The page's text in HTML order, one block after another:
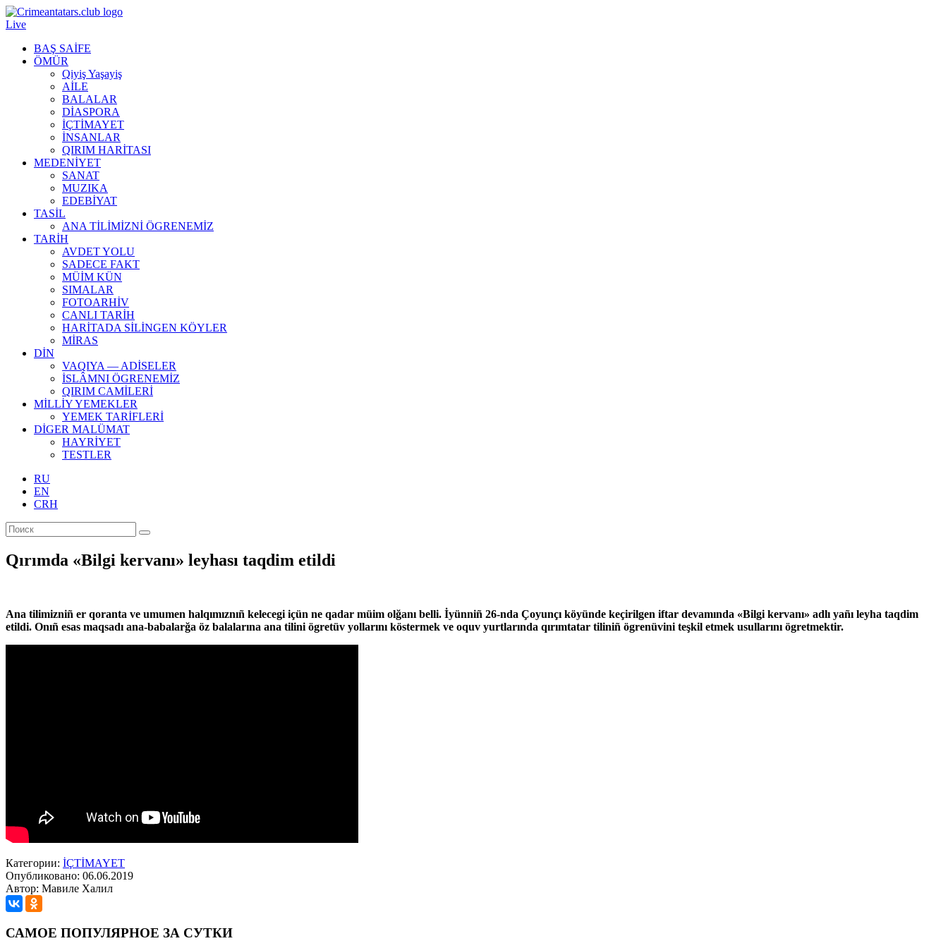
Live
BAŞ SAİFE
ÖMÜR
Qiyiş Yaşayiş
AİLE
BALALAR
DİASPORA
İÇTİMAYET
İNSANLAR
QIRIM HARİTASI
MEDENİYET
SANAT
MUZIKA
EDEBİYAT
TASİL
ANA TİLİMİZNİ ÖGRENEMİZ
TARİH
AVDET YOLU
SADECE FAKT
MÜİM KÜN
SIMАLAR
FOTOARHİV
CANLI TARİH
HARİTADA SİLİNGEN KÖYLER
MİRAS
DİN
VAQIYA — ADİSELER
İSLÂMNI ÖGRENEMİZ
QIRIM CAMİLERİ
MİLLİY YEMEKLER
YEMEK TARİFLERİ
DİGER MALÜMAT
HAYRİYET
TESTLER
RU
EN
CRH
Qırımda «Bilgi kervanı» leyhası taqdim etildi
Ana tilimizniñ er qoranta ve umumen halqımıznıñ kelecegi içün ne qadar müim olğanı belli. İyünniñ 26-nda Çoyunçı köyünde keçirilgen iftar devamında «Bilgi kervanı» adlı yañı leyha taqdim
etildi. Onıñ esas maqsadı ana-babalarğa öz balalarına ana tilini ögretüv yollarını köstermek ve oquv yurtlarında qırımtatar tiliniñ ögrenüvini teşkil etmek usullarını ögretmektir.
Категории: İÇTİMAYET
Опубликовано: 06.06.2019
Автор: Мавиле Халил
САМОЕ ПОПУЛЯРНОЕ ЗА СУТКИ